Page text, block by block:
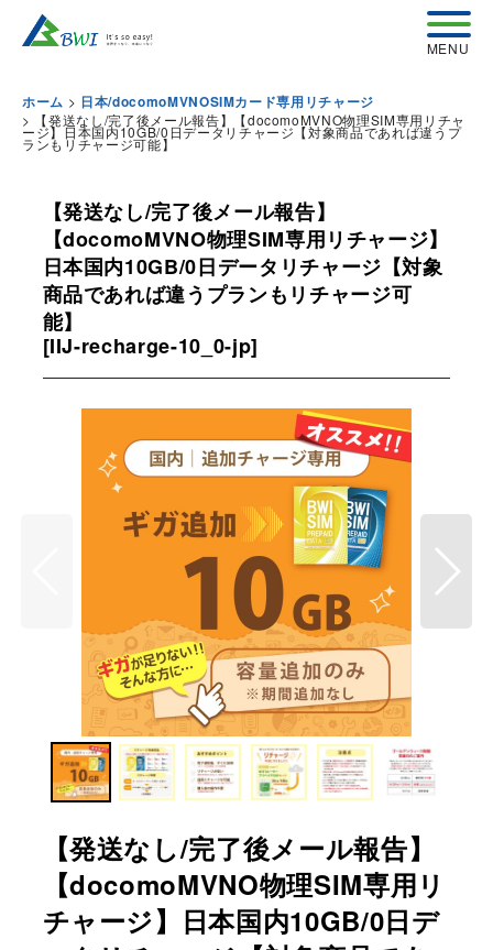
ホーム > 日本/docomoMVNOSIMカード専用リチャージ
>
【発送なし/完了後メール報告】【docomoMVNO物理SIM専用リチャ
ージ】日本国内10GB/0日データリチャージ【対象商品であれば違うプ
ランもリチャージ可能】
【発送なし/完了後メール報告】
【docomoMVNO物理SIM専用リチャージ】
日本国内10GB/0日データリチャージ【対象
商品であれば違うプランもリチャージ可
能】
[IIJ-recharge-10_0-jp]
【発送なし/完了後メール報告】
【docomoMVNO物理SIM専用リ
チャージ】日本国内10GB/0日デ